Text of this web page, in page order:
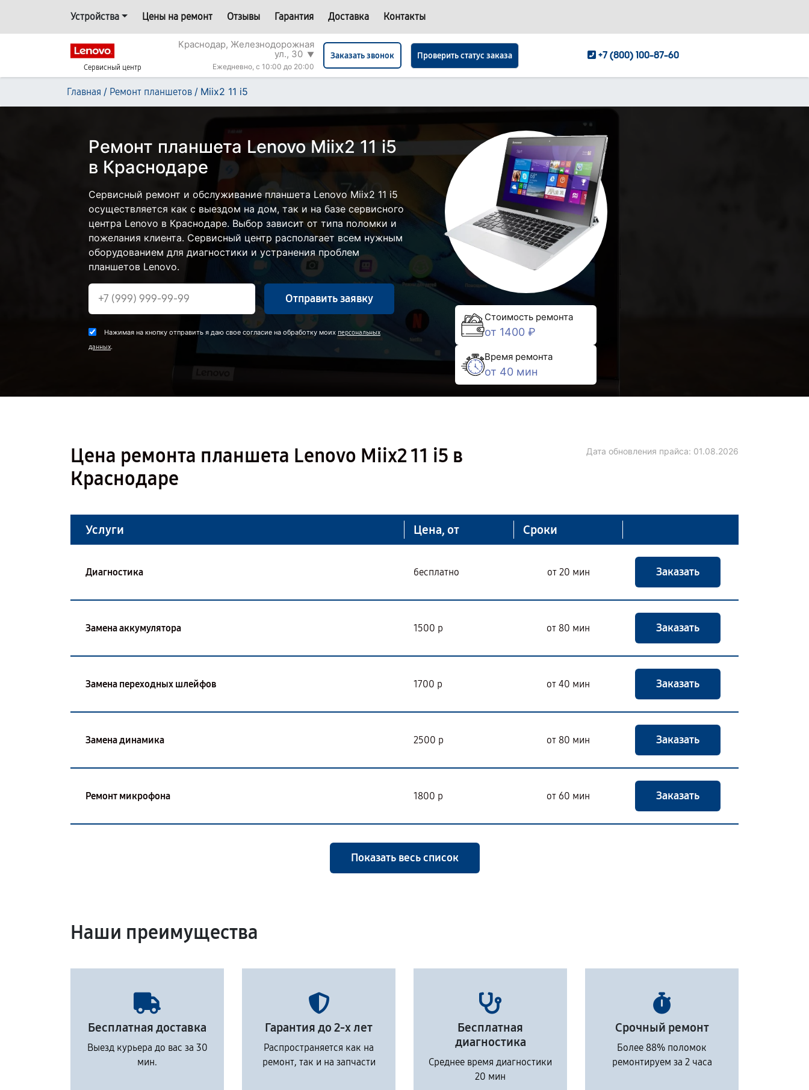
Устройства Цены на ремонт Отзывы Гарантия Доставка Контакты
Сервисный центр
Краснодар, Железнодорожная
ул., 30 ▼
Ежедневно, с 10:00 до 20:00
Заказать звонок Проверить статус заказа +7 (800) 100-87-60
Главная / Ремонт планшетов / Miix2 11 i5
Ремонт планшета Lenovo Miix2 11 i5
в Краснодаре
Сервисный ремонт и обслуживание планшета Lenovo Miix2 11 i5
осуществляется как с выездом на дом, так и на базе сервисного
центра Lenovo в Краснодаре. Выбор зависит от типа поломки и
пожелания клиента. Сервисный центр располагает всем нужным
оборудованием для диагностики и устранения проблем
планшетов Lenovo.
Отправить заявку
Нажимая на кнопку отправить я даю свое согласие на обработку моих персональных
данных.
Стоимость ремонта
от 1400 ₽
Время ремонта
от 40 мин
Цена ремонта планшета Lenovo Miix2 11 i5 в
Краснодаре
Дата обновления прайса: 01.08.2026
Услуги Цена, от Сроки
Диагностика бесплатно от 20 мин Заказать
Замена аккумулятора 1500 р от 80 мин Заказать
Замена переходных шлейфов 1700 р от 40 мин Заказать
Замена динамика 2500 р от 80 мин Заказать
Ремонт микрофона 1800 р от 60 мин Заказать
Показать весь список
Наши преимущества
Бесплатная доставка
Выезд курьера до вас за 30
мин.
Гарантия до 2-х лет
Распространяется как на
ремонт, так и на запчасти
Бесплатная
диагностика
Среднее время диагностики
20 мин
Срочный ремонт
Более 88% поломок
ремонтируем за 2 часа